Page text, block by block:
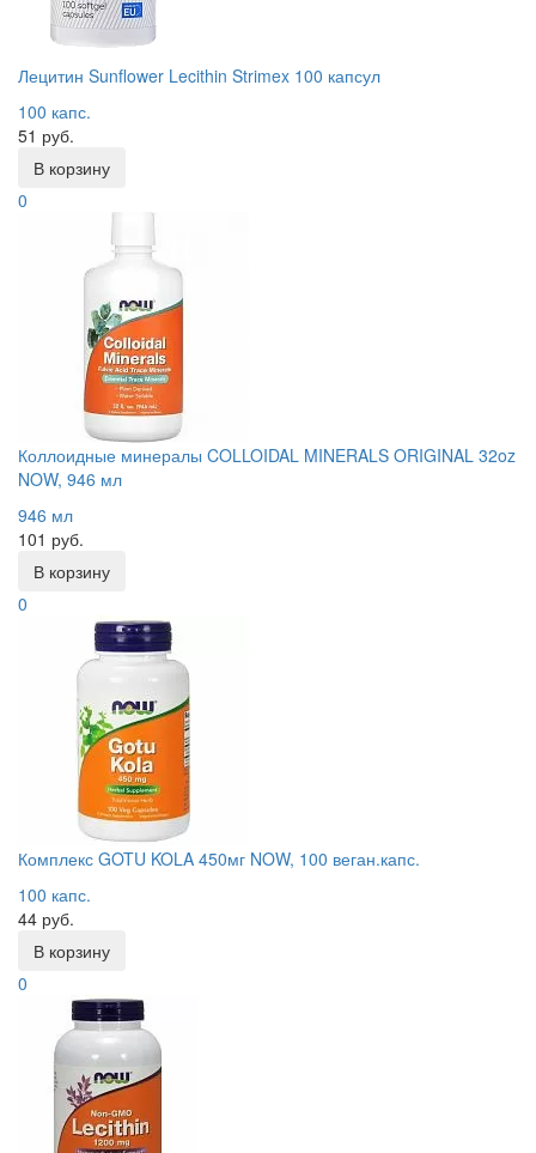
Лецитин Sunflower Lecithin Strimex 100 капсул
100 капс.
51 руб.
В корзину
0
Коллоидные минералы COLLOIDAL MINERALS ORIGINAL 32oz
NOW, 946 мл
946 мл
101 руб.
В корзину
0
Комплекс GOTU KOLA 450мг NOW, 100 веган.капс.
100 капс.
44 руб.
В корзину
0